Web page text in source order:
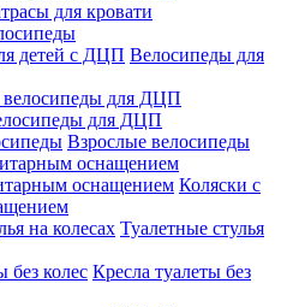
для кровати
Велосипеды для
для ДЦП
Взрослые велосипеды
оснащением
Коляски с
Туалетные стулья
Кресла туалеты без